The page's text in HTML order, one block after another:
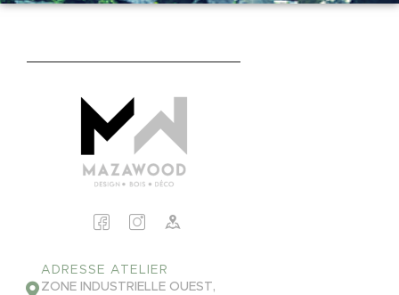
ADRESSE ATELIER
ZONE INDUSTRIELLE OUEST,